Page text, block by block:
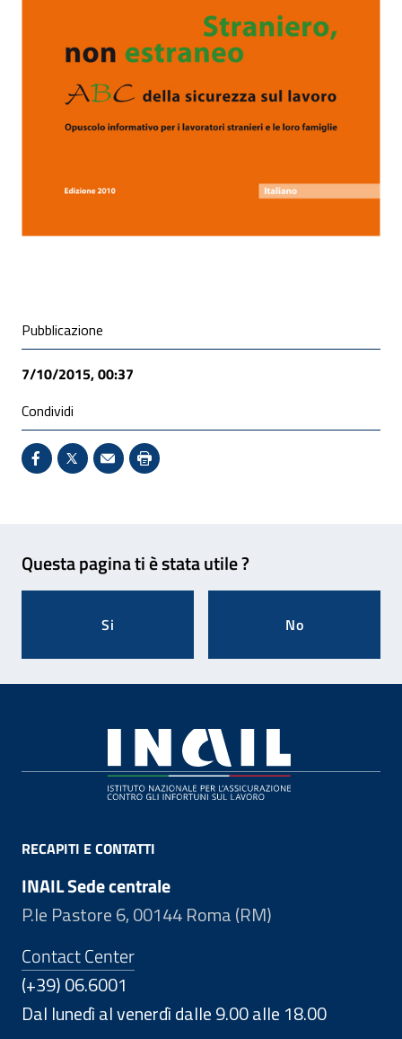
ALLEGATI
Condivisione social
Pubblicazione
7/10/2015, 00:37
Condividi
Condividi su Facebook - Sito esterno - Apertura in
X - Sito esterno - Apertura in nuova finestra
Invio Mail: apre il programma di posta
Stampa pagina: scelta meno
Questa pagina ti è stata utile ?
Si No
RECAPITI E CONTATTI
INAIL Sede centrale
P.le Pastore 6, 00144 Roma (RM)
Contact Center
(+39) 06.6001
Dal lunedì al venerdì dalle 9.00 alle 18.00